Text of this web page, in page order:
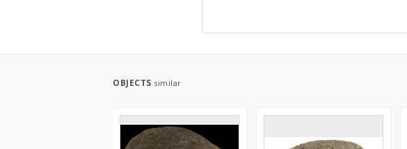
OBJECTS similar